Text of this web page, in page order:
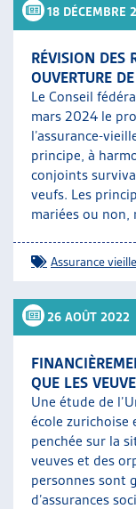
18 DÉCEMBRE
RÉVISION DES
OUVERTURE
Le Conseil
mars 2024 le
l’assurance-
principe, à
conjoints
veufs. Les
mariées ou
Assurance
26 AOÛT 2022
QUE LES
Une étude de
école zurichoise
penchée sur la
veuves et des
personnes sont
d’assurances